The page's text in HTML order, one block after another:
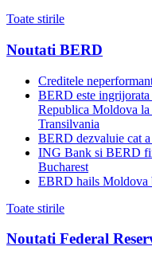
Toate stirile
Noutati BERD
Creditele
BERD este
Republica Moldova
Transilvania
BERD dezvaluie cat
ING Bank si BERD
Bucharest
EBRD hails Moldova
Toate stirile
Noutati Federal